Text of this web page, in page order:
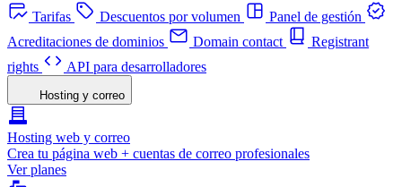
Tarifas
Descuentos por volumen
Panel de gestión
Acreditaciones de dominios
Domain contact
Registrant
rights
API para desarrolladores
Hosting y correo
Hosting web y correo
Crea tu página web + cuentas de correo profesionales
Ver planes